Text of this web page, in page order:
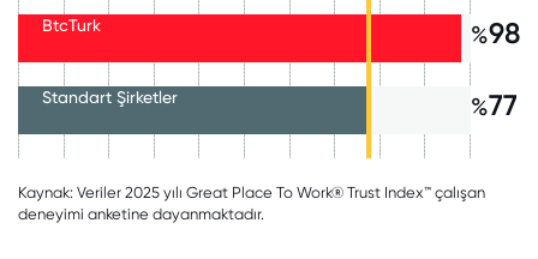
BtcTurk
Standart Şirketler
%98
%77
Kaynak: Veriler 2025 yılı Great Place To Work® Trust Index™ çalışan
deneyimi anketine dayanmaktadır.